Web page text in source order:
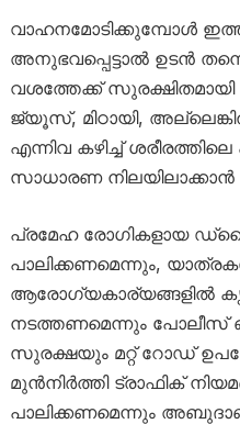
വാഹനമോടിക്കുമ്പോൾ
അനുഭവപ്പെട്ടാൽ ഉടൻ
വശത്തേക്ക് സുരക്ഷിതമായി
ജ്യൂസ്, മിഠായി,
എന്നിവ കഴിച്ച്
സാധാരണ നിലയിലാക്കാൻ
പ്രമേഹ രോഗികളായ
പാലിക്കണമെന്നും,
ആരോഗ്യകാര്യങ്ങളിൽ
നടത്തണമെന്നും പോലീസ്
സുരക്ഷയും മറ്റ് റോഡ്
മുൻനിർത്തി ട്രാഫിക്
പാലിക്കണമെന്നും